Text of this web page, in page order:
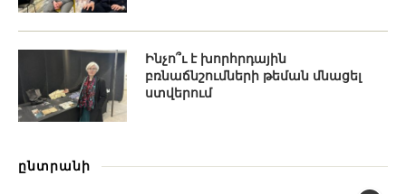
Ինչո՞ւ է խորհրդային
բռնաճնշումների թեման մնացել
ստվերում
ընտրանի